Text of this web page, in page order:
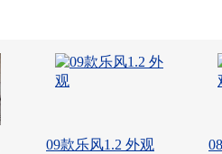
09款乐风1.2 外观